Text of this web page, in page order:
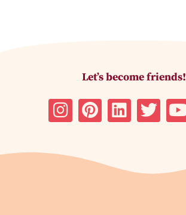
Let’s become friends!